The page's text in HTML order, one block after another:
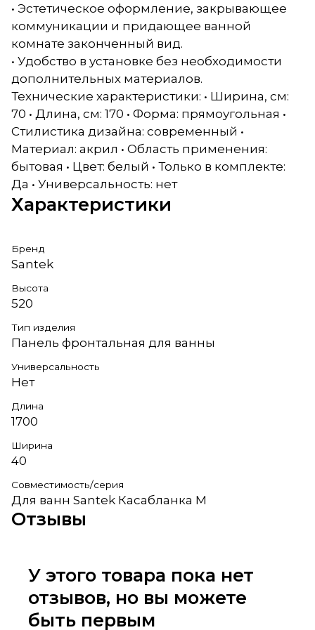
• Эстетическое оформление, закрывающее
коммуникации и придающее ванной
комнате законченный вид.
• Удобство в установке без необходимости
дополнительных материалов.
Технические характеристики: • Ширина, см:
70 • Длина, см: 170 • Форма: прямоугольная •
Стилистика дизайна: современный •
Материал: акрил • Область применения:
бытовая • Цвет: белый • Только в комплекте:
Да • Универсальность: нет
Характеристики
Бренд
Santek
Высота
520
Тип изделия
Панель фронтальная для ванны
Универсальность
Нет
Длина
1700
Ширина
40
Совместимость/серия
Для ванн Santek Касабланка М
Отзывы
У этого товара пока нет
отзывов, но вы можете
быть первым